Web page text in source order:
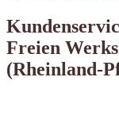
Freien
(Rheinland-